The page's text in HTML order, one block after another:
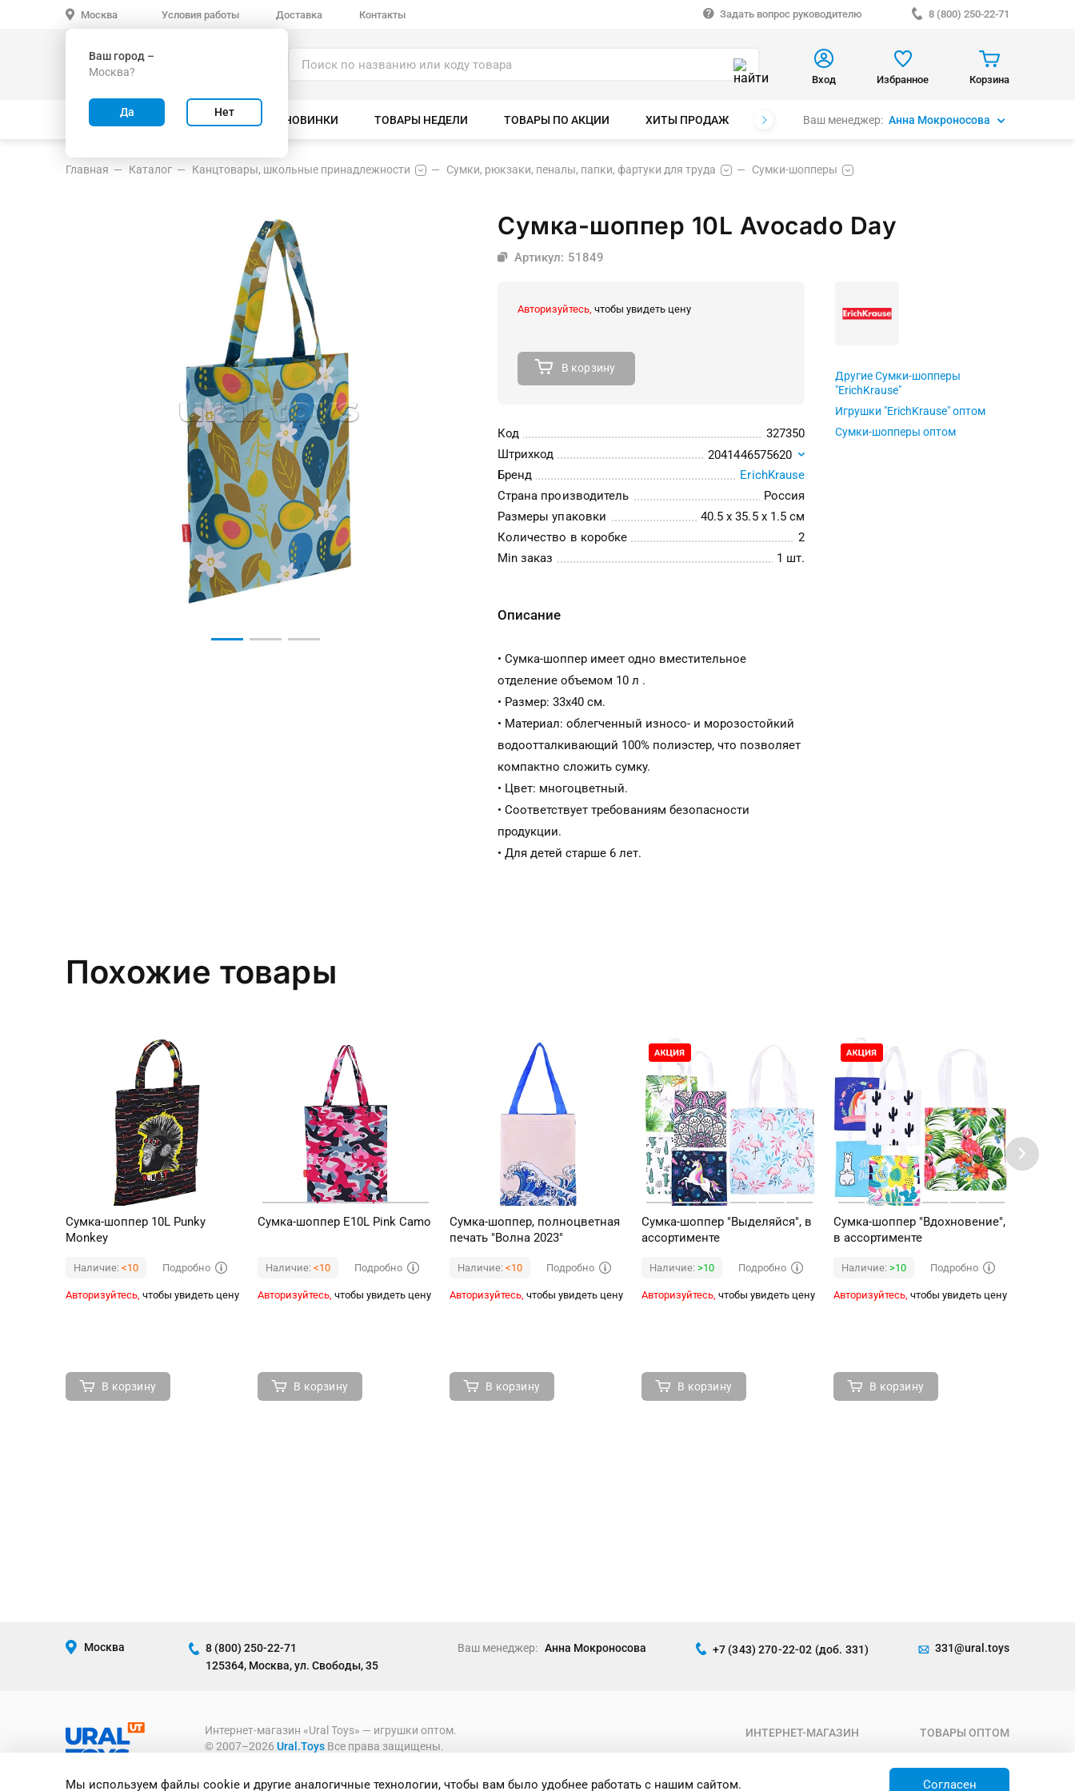
Москва
Ваш город –
Москва?
Да Нет
Условия работы Доставка Контакты Задать вопрос руководителю 8 (800) 250-22-71
Вход Избранное Корзина
ВСЕ ТОВАРЫ ВЕЛОСИПЕДЫ НОВИНКИ ТОВАРЫ НЕДЕЛИ ТОВАРЫ ПО АКЦИИ ХИТЫ ПРОДАЖ БРЕНДЫВаш менеджер: Анна Мокроносова
Главная Каталог Канцтовары, школьные принадлежности Сумки, рюкзаки, пеналы, папки, фартуки для труда Сумки-шопперы
Сумка-шоппер 10L Avocado Day
Артикул: 51849
Авторизуйтесь, чтобы увидеть цену
В корзину
Код
327350
Штрихкод
2041446575620
Бренд
ErichKrause
Страна производитель
Россия
Размеры упаковки
40.5 x 35.5 x 1.5 см
Количество в коробке
2
Min заказ
1 шт.
Описание
• Сумка-шоппер имеет одно вместительное
отделение объемом 10 л .
• Размер: 33x40 см.
• Материал: облегченный износо- и морозостойкий
водоотталкивающий 100% полиэстер, что позволяет
компактно сложить сумку.
• Цвет: многоцветный.
• Соответствует требованиям безопасности
продукции.
• Для детей старше 6 лет.
Другие Сумки-шопперы
"ErichKrause"
Игрушки "ErichKrause" оптом
Сумки-шопперы оптом
Похожие товары
Сумка-шоппер 10L Punky
Monkey
Наличие: <10 Подробно
Авторизуйтесь, чтобы увидеть цену
В корзину
Сумка-шоппер E10L Pink Camo
Наличие: <10 Подробно
Авторизуйтесь, чтобы увидеть цену
В корзину
Сумка-шоппер, полноцветная
печать "Волна 2023"
Наличие: <10 Подробно
Авторизуйтесь, чтобы увидеть цену
В корзину
Сумка-шоппер "Выделяйся", в
ассортименте
Наличие: >10 Подробно
Авторизуйтесь, чтобы увидеть цену
В корзину
Сумка-шоппер "Вдохновение",
в ассортименте
Наличие: >10 Подробно
Авторизуйтесь, чтобы увидеть цену
В корзину
Москва
8 (800) 250-22-71
125364, Москва, ул. Свободы, 35
Ваш менеджер: Анна Мокроносова +7 (343) 270-22-02 (доб. 331) 331@ural.toys
Интернет-магазин «Ural Toys» ― игрушки оптом.
© 2007–2026 Ural.Toys Все права защищены.
Предоставленная на сайте информация носит исключительно
ИНТЕРНЕТ-МАГАЗИН
ТОВАРЫ ОПТОМ
Новинки
Мы используем файлы cookie и другие аналогичные технологии, чтобы вам было удобнее работать с нашим сайтом. Согласен